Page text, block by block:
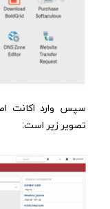
سپس وارد اکانت
تصویر زیر است: